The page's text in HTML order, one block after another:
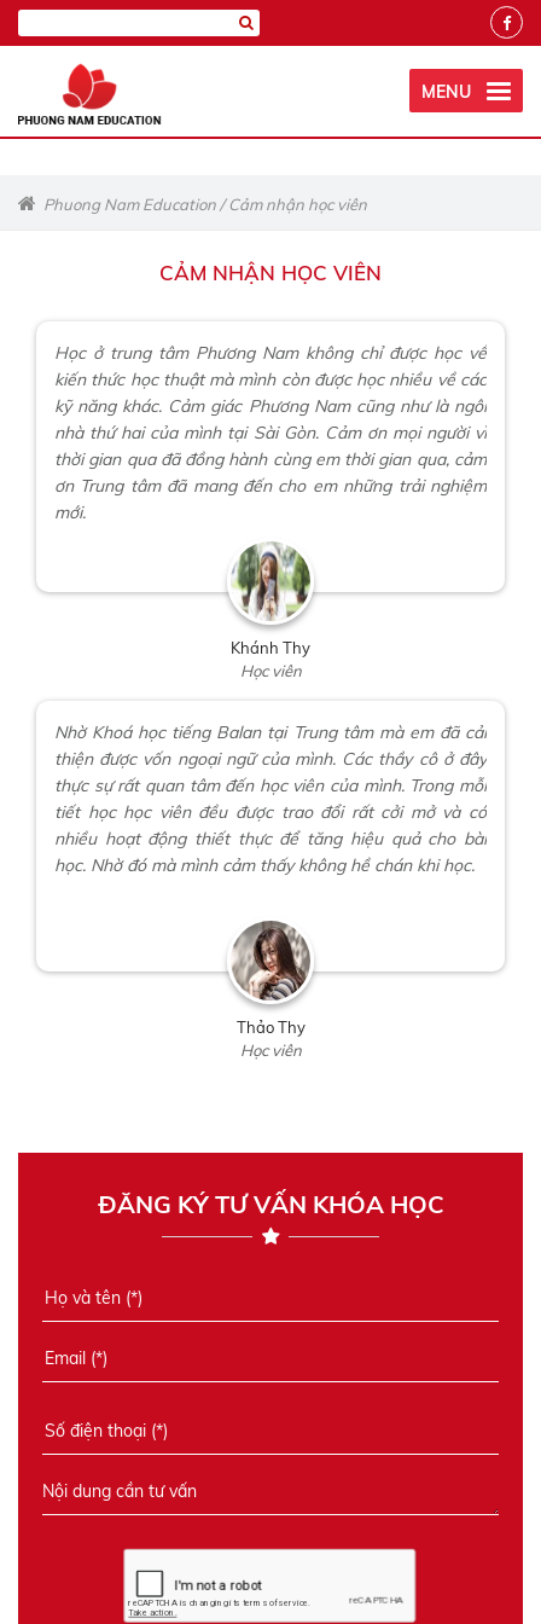
MENU
Phuong Nam Education/Cảm nhận học viên
CẢM NHẬN HỌC VIÊN
Học ở trung tâm Phương Nam không chỉ được học về
kiến thức học thuật mà mình còn được học nhiều về các
kỹ năng khác. Cảm giác Phương Nam cũng như là ngôi
nhà thứ hai của mình tại Sài Gòn. Cảm ơn mọi người vì
thời gian qua đã đồng hành cùng em thời gian qua, cảm
ơn Trung tâm đã mang đến cho em những trải nghiệm
mới.
Khánh Thy
Học viên
Nhờ Khoá học tiếng Balan tại Trung tâm mà em đã cải
thiện được vốn ngoại ngữ của mình. Các thầy cô ở đây
thực sự rất quan tâm đến học viên của mình. Trong mỗi
tiết học học viên đều được trao đổi rất cởi mở và có
nhiều hoạt động thiết thực để tăng hiệu quả cho bài
học. Nhờ đó mà mình cảm thấy không hề chán khi học.
Thảo Thy
Học viên
ĐĂNG KÝ TƯ VẤN KHÓA HỌC